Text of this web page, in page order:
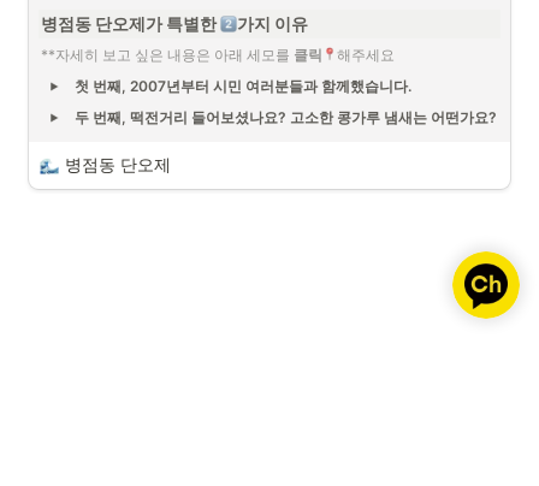
축제를 기획하고 만듭니다. 불을 피우는 행사는 귀찮고
준비하겠습니다. 여러분은 와서 안전하게 즐겨주면 됩니다.
우리의 놀이가 전통을 이어줄테니까요!
병점동 단오제가 특별한 가지 이유
**자세히 보고 싶은 내용은 아래 세모를 클릭
해주세요
첫 번째, 2007년부터 시민 여러분들과 함께했습니다.
두 번째, 떡전거리 들어보셨나요? 고소한 콩가루 냄새는 어떤가요?
병점동 단오제